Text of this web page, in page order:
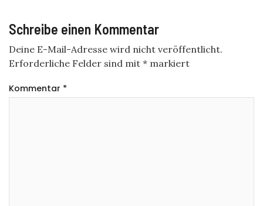
Schreibe einen Kommentar
Deine E-Mail-Adresse wird nicht veröffentlicht.
Erforderliche Felder sind mit * markiert
Kommentar *